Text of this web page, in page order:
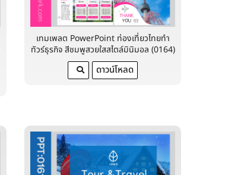
เทมเพลต PowerPoint ท่องเที่ยวไทยทำ
ทัวร์ธุรกิจ สีชมพูสวยใสสไตล์มินิมอล (0164)
ดาวน์โหลด